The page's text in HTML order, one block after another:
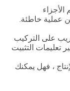
الأجزاء
عملية خاطئة.
على التركيب
تعليمات التثبيت
، فهل يمكنك